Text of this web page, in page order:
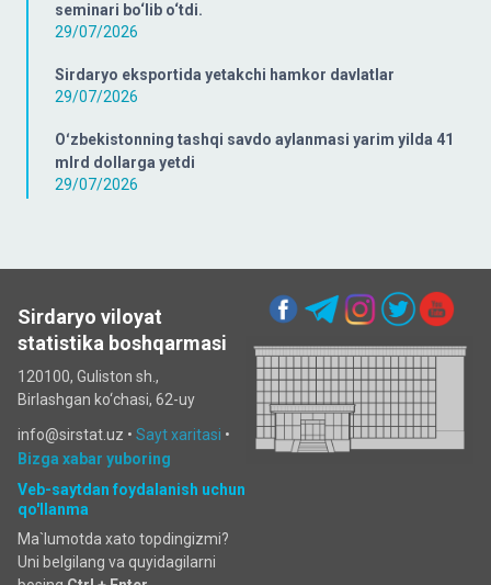
seminari bo‘lib o‘tdi.
29/07/2026
Sirdaryo eksportida yetakchi hamkor davlatlar
29/07/2026
Oʻzbekistonning tashqi savdo aylanmasi yarim yilda 41
mlrd dollarga yetdi
29/07/2026
Sirdaryo viloyat
statistika boshqarmasi
120100, Guliston sh.,
Birlashgan ko‘chаsi, 62-uy
info@sirstat.uz • Sayt xaritasi •
Bizga xabar yuboring
Veb-saytdan foydalanish uchun
qo'llanma
Ma`lumotda xato topdingizmi?
Uni belgilang va quyidagilarni